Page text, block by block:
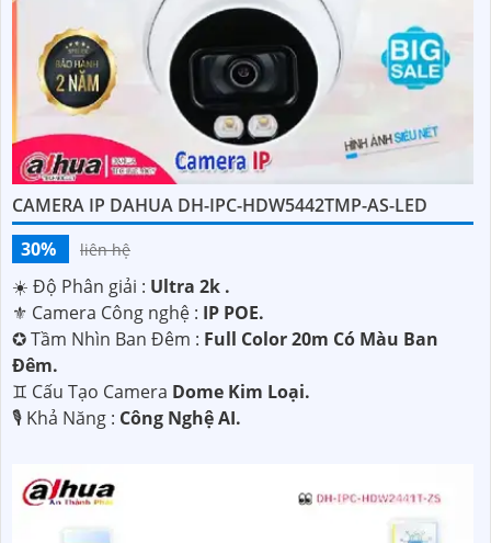
nhận tư vấn miễn phí.
Trân trọng cảm ơn!"
CAMERA IP DAHUA DH-IPC-HDW5442TMP-AS-LED
30%
liên hệ
☀️ Độ Phân giải : Ultra 2k .
⚜️ Camera Công nghệ : IP POE.
✪ Tầm Nhìn Ban Đêm : Full Color 20m Có Màu Ban
Đêm.
♊ Cấu Tạo Camera Dome Kim Loại.
️🎙 Khả Năng : Công Nghệ AI.